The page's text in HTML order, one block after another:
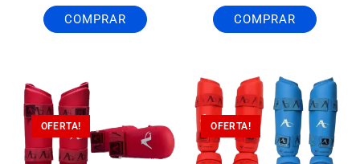
COMPRAR COMPRAR
OFERTA! OFERTA!